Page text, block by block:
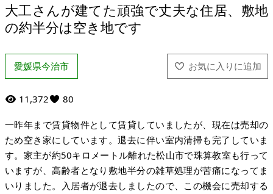
大工さんが建てた頑強で丈夫な住居、敷地
の約半分は空き地です
愛媛県今治市
11,372 80
一昨年まで賃貸物件として賃貸していましたが、現在は売却の
ため空き家にしています。退去に伴い室内清掃も完了していま
す。家主が約50キロメートル離れた松山市で珠算教室も行って
いますが、高齢者となり敷地半分の雑草処理が苦痛になってま
いりました。入居者が退去しましたので、この機会に売却する